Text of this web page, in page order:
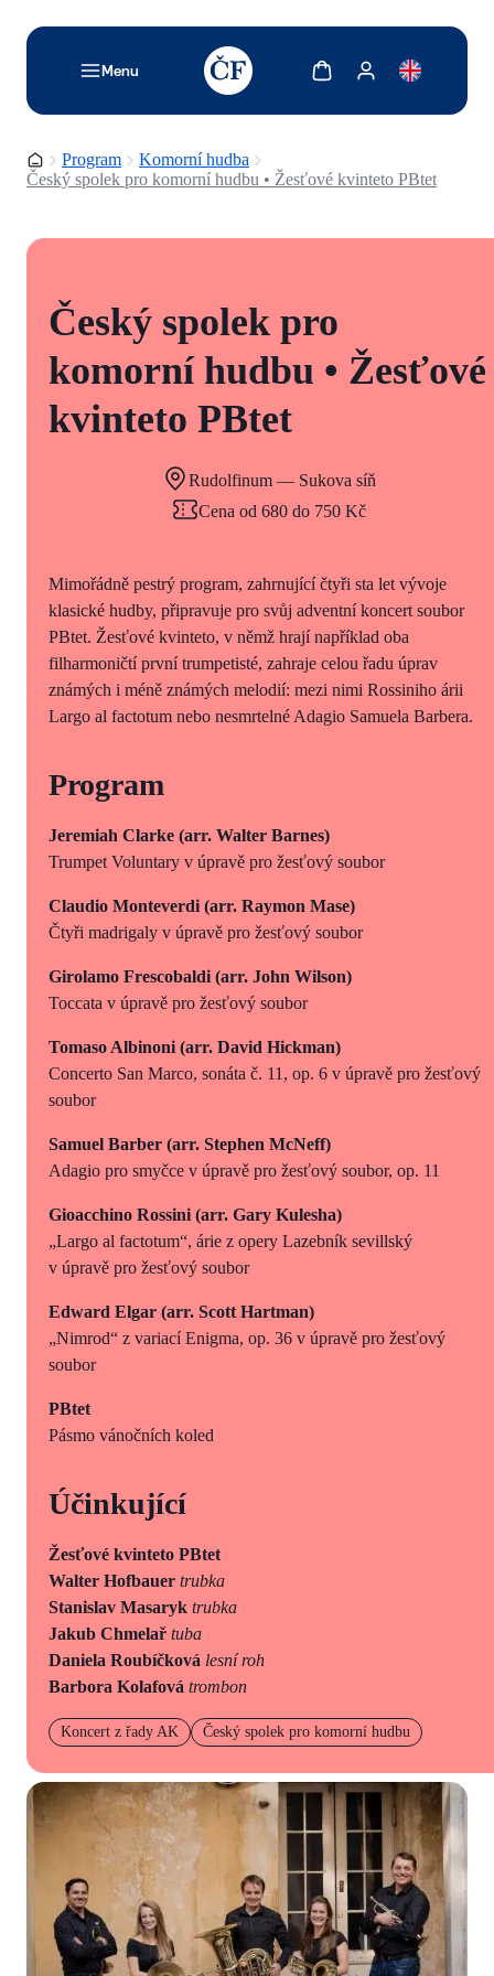
Menu
TODO: Add description for reader
Zobrazit košíkZobrazit můj účet
Domovská stránka
Program
Komorní hudba
Český spolek pro komorní hudbu • Žesťové kvinteto PBtet
Český spolek pro
komorní hudbu • Žesťové
kvinteto PBtet
Rudolfinum — Sukova síň
Cena od 680 do 750 Kč
Mimořádně pestrý program, zahrnující čtyři sta let vývoje
klasické hudby, připravuje pro svůj adventní koncert soubor
PBtet. Žesťové kvinteto, v němž hrají například oba
filharmoničtí první trumpetisté, zahraje celou řadu úprav
známých i méně známých melodií: mezi nimi Rossiniho árii
Largo al factotum nebo nesmrtelné Adagio Samuela Barbera.
Program
Jeremiah Clarke (arr. Walter Barnes)
Trumpet Voluntary v úpravě pro žesťový soubor
Claudio Monteverdi (arr. Raymon Mase)
Čtyři madrigaly v úpravě pro žesťový soubor
Girolamo Frescobaldi (arr. John Wilson)
Toccata v úpravě pro žesťový soubor
Tomaso Albinoni (arr. David Hickman)
Concerto San Marco, sonáta č. 11, op. 6 v úpravě pro žesťový
soubor
Samuel Barber (arr. Stephen McNeff)
Adagio pro smyčce v úpravě pro žesťový soubor, op. 11
Gioacchino Rossini (arr. Gary Kulesha)
„Largo al factotum“, árie z opery Lazebník sevillský
v úpravě pro žesťový soubor
Edward Elgar (arr. Scott Hartman)
„Nimrod“ z variací Enigma, op. 36 v úpravě pro žesťový
soubor
PBtet
Pásmo vánočních koled
Účinkující
Žesťové kvinteto PBtet
Walter Hofbauer trubka
Stanislav Masaryk trubka
Jakub Chmelař tuba
Daniela Roubíčková lesní roh
Barbora Kolafová trombon
Koncert z řady AK Český spolek pro komorní hudbu